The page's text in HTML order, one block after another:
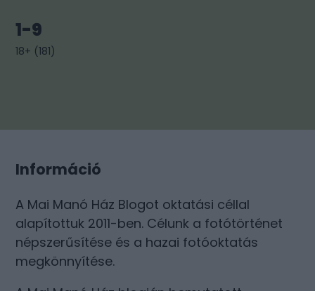
1-9
18+ (181)
Információ
A Mai Manó Ház Blogot oktatási céllal
alapítottuk 2011-ben. Célunk a fotótörténet
népszerűsítése és a hazai fotóoktatás
megkönnyítése.